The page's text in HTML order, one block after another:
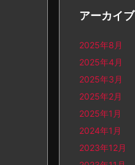
アーカイブ
2025年8月
2025年4月
2025年3月
2025年2月
2025年1月
2024年1月
2023年12月